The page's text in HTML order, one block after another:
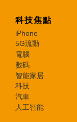
科技焦點
iPhone
5G流動
電腦
數碼
智能家居
科技
汽車
人工智能